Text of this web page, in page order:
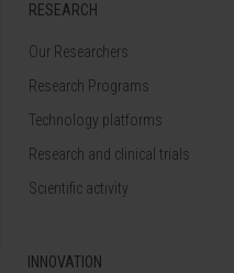
RESEARCH
Our Researchers
Research Programs
Technology platforms
Research and clinical trials
Scientific activity
INNOVATION